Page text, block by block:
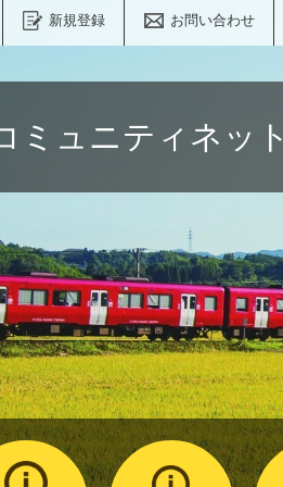
新規登録 お問い合わせ
ミュニティネット